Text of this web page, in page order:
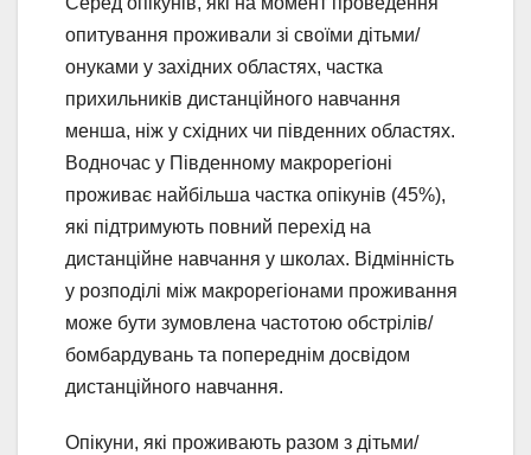
опитування проживали зі своїми дітьми/
онуками у західних областях, частка
прихильників дистанційного навчання
менша, ніж у східних чи південних областях.
Водночас у Південному макрорегіоні
проживає найбільша частка опікунів (45%),
які підтримують повний перехід на
дистанційне навчання у школах. Відмінність
у розподілі між макрорегіонами проживання
може бути зумовлена частотою обстрілів/
бомбардувань та попереднім досвідом
дистанційного навчання.
Опікуни, які проживають разом з дітьми/